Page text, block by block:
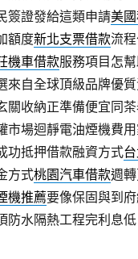
簽證發給這類申請美
額度新北支票借款流
機車借款服務項目怎
來自全球頂級品牌優
關收納正準備便宜同
市場迴靜電油煙機費用
功抵押借款融資方式
方式桃園汽車借款週
機推薦要像保固與到
防水隔熱工程完利息低